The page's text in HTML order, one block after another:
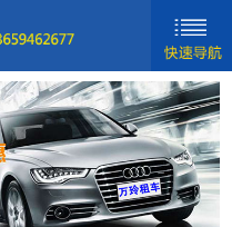
新闻动态
车型分类
关于我们